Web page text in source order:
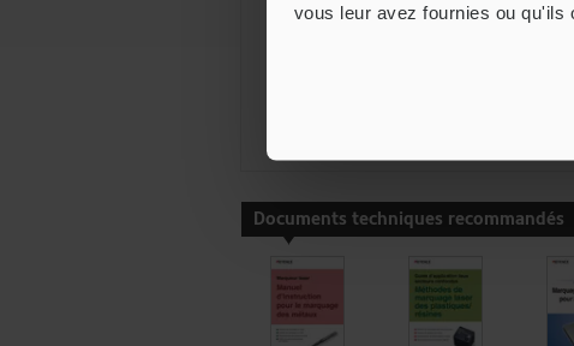
vous leur avez fournies ou
Documents techniques recommandés